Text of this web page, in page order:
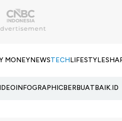
MONEYNEWSTECHLIFESTYLE
INFOGRAPHICBERBUATBAIK.ID